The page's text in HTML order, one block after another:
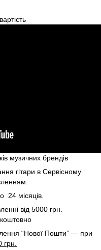
музичних брендів
гітари в Сервісному
24 місяців.
від 5000 грн.
“Нової Пошти” — при
грн.